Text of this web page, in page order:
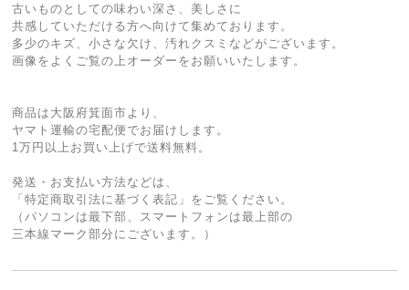
古いものとしての味わい深さ、美しさに
共感していただける方へ向けて集めております。
多少のキズ、小さな欠け、汚れクスミなどがございます。
画像をよくご覧の上オーダーをお願いいたします。
商品は大阪府箕面市より、
ヤマト運輸の宅配便でお届けします。
1万円以上お買い上げで送料無料。
発送・お支払い方法などは、
「特定商取引法に基づく表記」をご覧ください。
（パソコンは最下部、スマートフォンは最上部の
三本線マーク部分にございます。）